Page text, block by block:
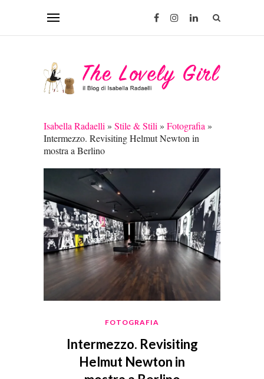
Isabella Radaelli » Stile & Stili » Fotografia »
Intermezzo. Revisiting Helmut Newton in
mostra a Berlino
FOTOGRAFIA
Intermezzo. Revisiting
Helmut Newton in